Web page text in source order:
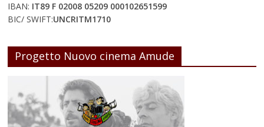
IBAN: IT89 F 02008 05209 000102651599
BIC/ SWIFT:UNCRITM1710
Progetto Nuovo cinema Amude